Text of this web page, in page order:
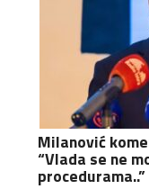
Milanović
“Vlada se ne
procedurama..”